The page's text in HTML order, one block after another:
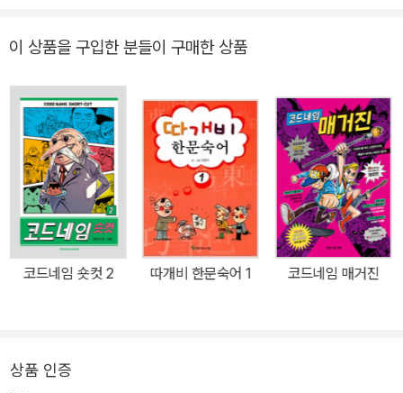
로 아쉬움을 달래고 있을 독자들에게 2024년 여름, 무더위 속의 시
원한 소나기처럼 《코드네임 숏컷》이 찾아온다. <코드네임>에서는
빛을 보지 못했지만 이대로 묻어 두기에는 너무나도 아쉬운, 매력적
인 캐릭터들의 숨겨진 뒷이야기가 독자들에게 또 한 번의 신나는 모
험과 짜릿한 재미를 선사한다. 강경수 작가는 시간상 혹은 지면상의
이유로 본책인 <코드네임>에서는 미처 다루지 못했던 인물들의 이야
기를 꼭 한 번 소개하고 싶었다며 출간 소감을 전했다. MSG 첩보국
의 만년 예비 요원 이정찬과 정의로운 코드네임 T, 뚱보 민수와 앤더
슨 중사까지 4인 4색의 개성 넘치는 에피소드와 ‘특별 부록’이 담긴
다채로운 볼거리는 독자들의 기대를 충분히 만족시키고 남을 만하다.
《코드네임 V》, 《코드네임 R》, 《코드네임 H》, 《코드네임 I》, 《코드네
이 상품을 구입한 분들이 구매한 상품
코드네임 숏컷 2 따개비 한문숙어 1 코드네임 매거진
상품 인증